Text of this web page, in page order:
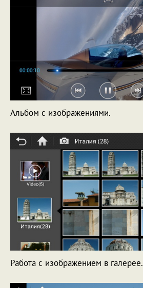
Альбом с изображениями.
Работа с изображением в галерее.